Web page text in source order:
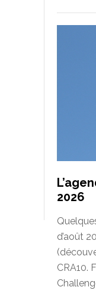
2026
d’août
CRA10.